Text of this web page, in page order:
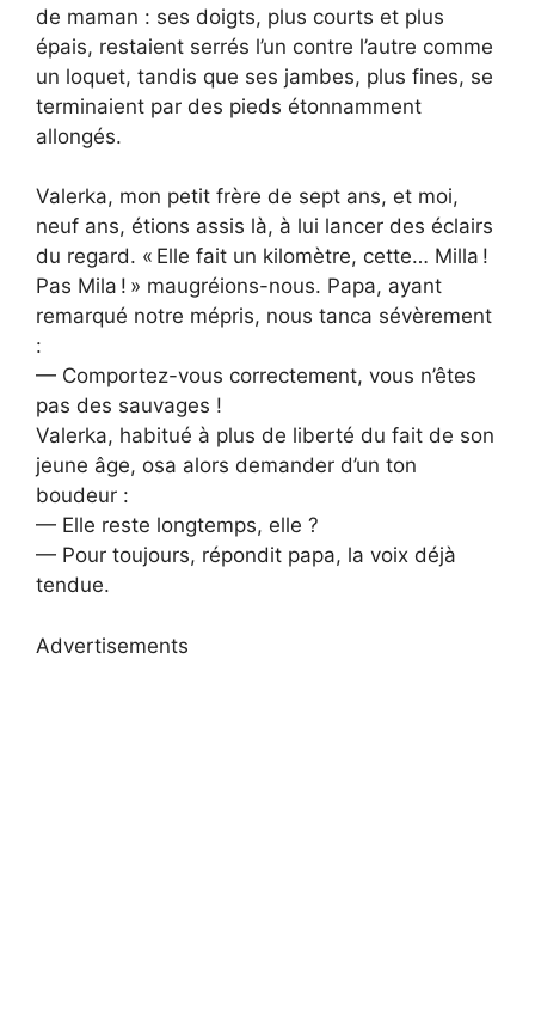
de maman : ses doigts, plus courts et plus
épais, restaient serrés l’un contre l’autre comme
un loquet, tandis que ses jambes, plus fines, se
terminaient par des pieds étonnamment
allongés.
Valerka, mon petit frère de sept ans, et moi,
neuf ans, étions assis là, à lui lancer des éclairs
du regard. « Elle fait un kilomètre, cette… Milla !
Pas Mila ! » maugréions-nous. Papa, ayant
remarqué notre mépris, nous tanca sévèrement
:
— Comportez-vous correctement, vous n’êtes
pas des sauvages !
Valerka, habitué à plus de liberté du fait de son
jeune âge, osa alors demander d’un ton
boudeur :
— Elle reste longtemps, elle ?
— Pour toujours, répondit papa, la voix déjà
tendue.
Advertisements